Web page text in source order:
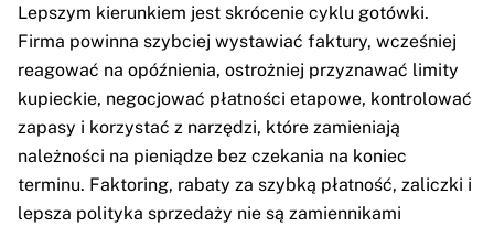
Lepszym kierunkiem jest skrócenie cyklu gotówki.
Firma powinna szybciej wystawiać faktury, wcześniej
reagować na opóźnienia, ostrożniej przyznawać limity
kupieckie, negocjować płatności etapowe, kontrolować
zapasy i korzystać z narzędzi, które zamieniają
należności na pieniądze bez czekania na koniec
terminu. Faktoring, rabaty za szybką płatność, zaliczki i
lepsza polityka sprzedaży nie są zamiennikami